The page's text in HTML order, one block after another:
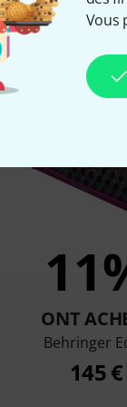
Vous
ONT
Behringer
145 €